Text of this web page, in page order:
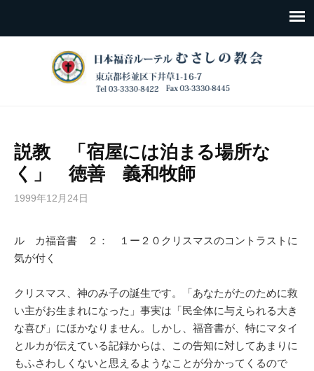
説教 「宿屋には泊まる場所な
く」 徳善 義和牧師
1999年12月24日
ル カ福音書 ２： １ー２０クリスマスのコントラストに
気が付く
クリスマス、神のみ子の誕生です。「あなたがたのために救
い主がお生まれになった」事実は「民全体に与えられる大き
な喜び」にほかなりません。しかし、福音書が、特にマタイ
とルカが伝えている記録からは、この告知に対してあまりに
もふさわしくないと思えるようなことが分かってくるので